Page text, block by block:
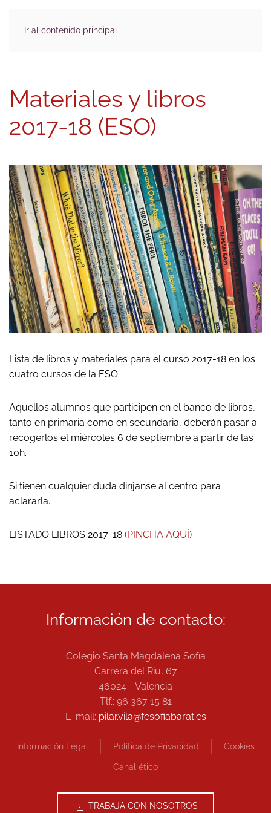
Ir al contenido principal
Materiales y libros
2017-18 (ESO)
Lista de libros y materiales para el curso 2017-18 en los
cuatro cursos de la ESO.
Aquellos alumnos que participen en el banco de libros,
tanto en primaria como en secundaria, deberán pasar a
recogerlos el miércoles 6 de septiembre a partir de las
10h.
Si tienen cualquier duda diríjanse al centro para
aclararla.
LISTADO LIBROS 2017-18 (PINCHA AQUÍ)
Información de contacto:
Colegio Santa Magdalena Sofía
Carrera del Riu, 67
46024 - Valencia
Tlf.: 96 367 15 81
E-mail: pilar.vila@fesofiabarat.es
Información Legal Política de Privacidad Cookies
Canal ético
TRABAJA CON NOSOTROS